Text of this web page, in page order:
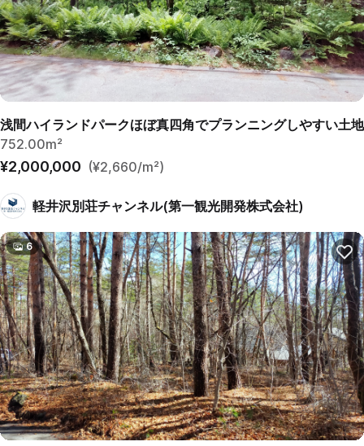
浅間ハイランドパークほぼ真四角でプランニングしやすい土地
752.00m²
¥2,000,000 (¥2,660/m²)
軽井沢別荘チャンネル(第一観光開発株式会社)
6